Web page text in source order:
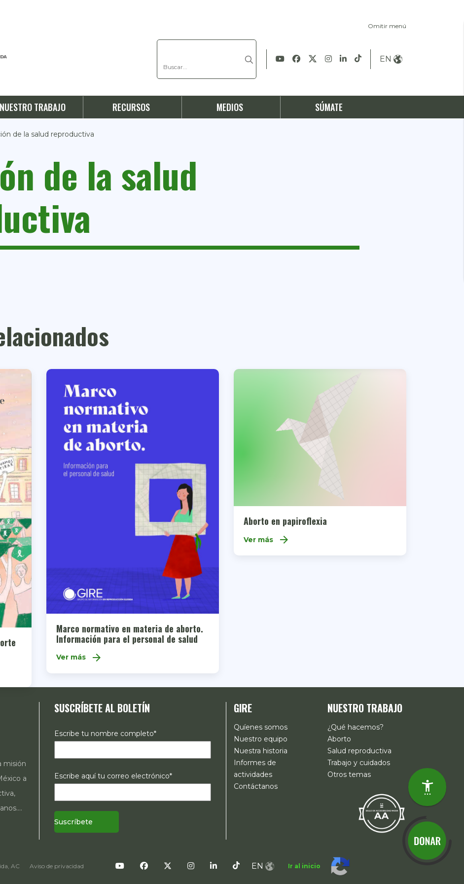
Omitir menú
EN
NUESTRO TRABAJO RECURSOS MEDIOS SÚMATE
de la salud reproductiva
de la salud
Marco normativo en materia de aborto.
Información para el personal de salud
Ver más arrow_forward
Aborto en papiroflexia
Ver más arrow_forward
misión
a
SUSCRÍBETE AL BOLETÍN
Escribe tu nombre completo*
Escribe aquí tu correo electrónico*
GIRE
Quíenes somos
Nuestro equipo
Nuestra historia
Informes de
actividades
Contáctanos
NUESTRO TRABAJO
¿Qué hacemos?
Aborto
Salud reproductiva
Trabajo y cuidados
Otros temas
AC Aviso de privacidad EN Ir al inicio